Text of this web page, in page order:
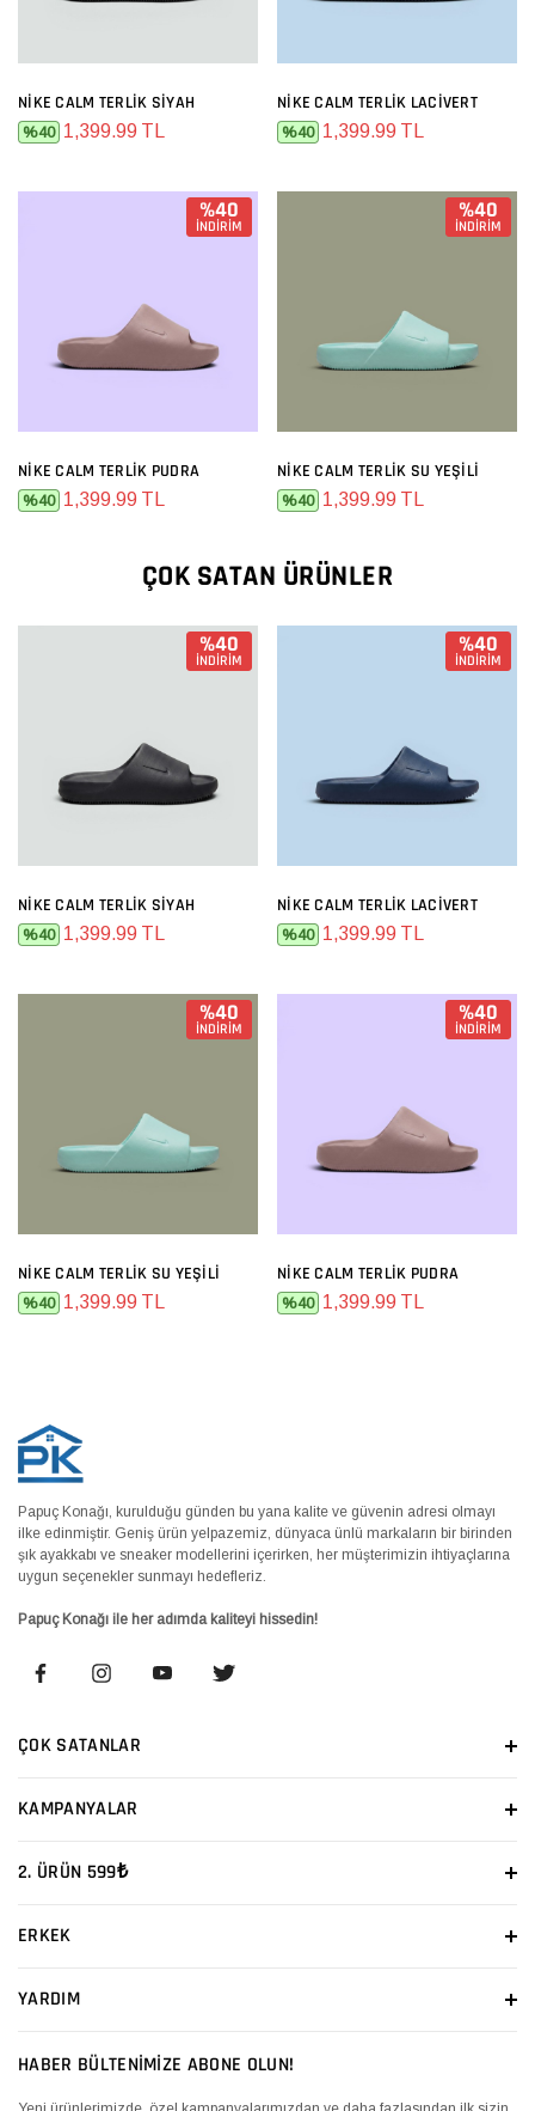
NIKE CALM TERLIK SIYAH
%40 1,399.99 TL
NIKE CALM TERLIK LACIVERT
%40 1,399.99 TL
%40
İNDİRİM
NIKE CALM TERLIK PUDRA
%40 1,399.99 TL
%40
İNDİRİM
NIKE CALM TERLIK SU YEŞILI
%40 1,399.99 TL
ÇOK SATAN ÜRÜNLER
%40
İNDİRİM
NIKE CALM TERLIK SIYAH
%40 1,399.99 TL
%40
İNDİRİM
NIKE CALM TERLIK LACIVERT
%40 1,399.99 TL
%40
İNDİRİM
NIKE CALM TERLIK SU YEŞILI
%40 1,399.99 TL
%40
İNDİRİM
NIKE CALM TERLIK PUDRA
%40 1,399.99 TL
Papuç Konağı, kurulduğu günden bu yana kalite ve güvenin adresi olmayı
ilke edinmiştir. Geniş ürün yelpazemiz, dünyaca ünlü markaların bir birinden
şık ayakkabı ve sneaker modellerini içerirken, her müşterimizin ihtiyaçlarına
uygun seçenekler sunmayı hedefleriz.
Papuç Konağı ile her adımda kaliteyi hissedin!
ÇOK SATANLAR
KAMPANYALAR
2. ÜRÜN 599₺
ERKEK
YARDIM
HABER BÜLTENİMİZE ABONE OLUN!